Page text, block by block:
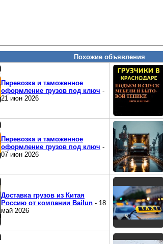
Похожие объявления
Перевозка и таможенное
оформление грузов под ключ -
21 июн 2026
Перевозка и таможенное
оформление грузов под ключ -
07 июн 2026
Доставка грузов из Китая
Россию от компании Bailun- 18
май 2026